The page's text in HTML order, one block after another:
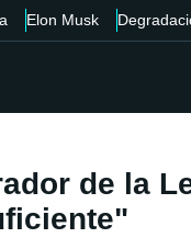
Elon Musk
de la